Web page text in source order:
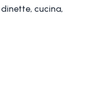
cucina,